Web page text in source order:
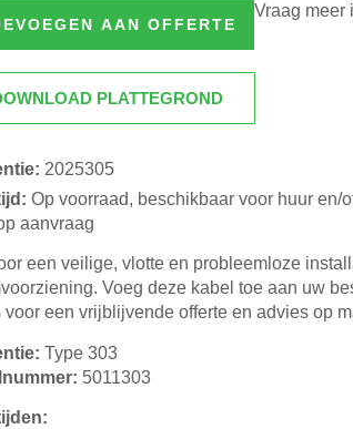
AAN OFFERTE
Vraag meer
PLATTEGROND
2025305
Op voorraad, beschikbaar voor huur en/
aanvraag
een veilige, vlotte en probleemloze
Voeg deze kabel toe aan uw
voor een vrijblijvende offerte en advies op
Type 303
5011303